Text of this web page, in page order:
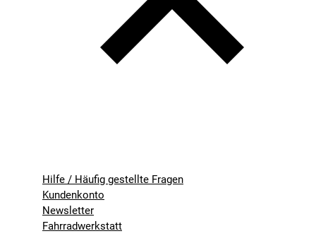
Hilfe / Häufig gestellte Fragen
Kundenkonto
Newsletter
Fahrradwerkstatt